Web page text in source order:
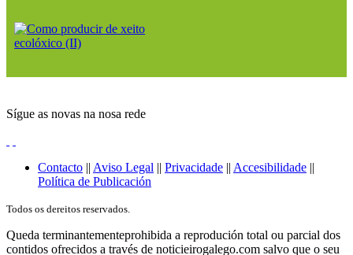
Sígue as novas na nosa rede
Contacto || Aviso Legal || Privacidade || Accesibilidade ||
Política de Publicación
Todos os dereitos reservados.
Queda terminantementeprohibida a reprodución total ou parcial dos
contidos ofrecidos a través de noticieirogalego.com salvo que o seu